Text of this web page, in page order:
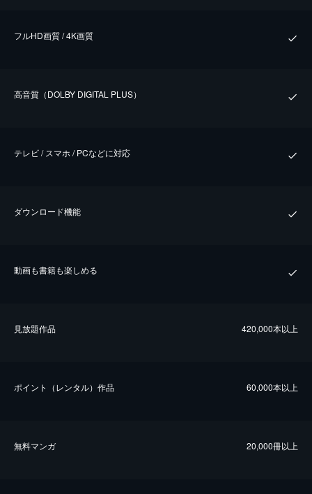
フルHD画質 / 4K画質
⾼⾳質（DOLBY DIGITAL PLUS）
テレビ / スマホ / PCなどに対応
ダウンロード機能
動画も書籍も楽しめる
⾒放題作品 420,000本以上
ポイント（レンタル）作品 60,000本以上
無料マンガ 20,000冊以上